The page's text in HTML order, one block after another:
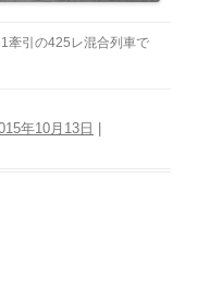
牽引の425レ混合列車で
年10月13日